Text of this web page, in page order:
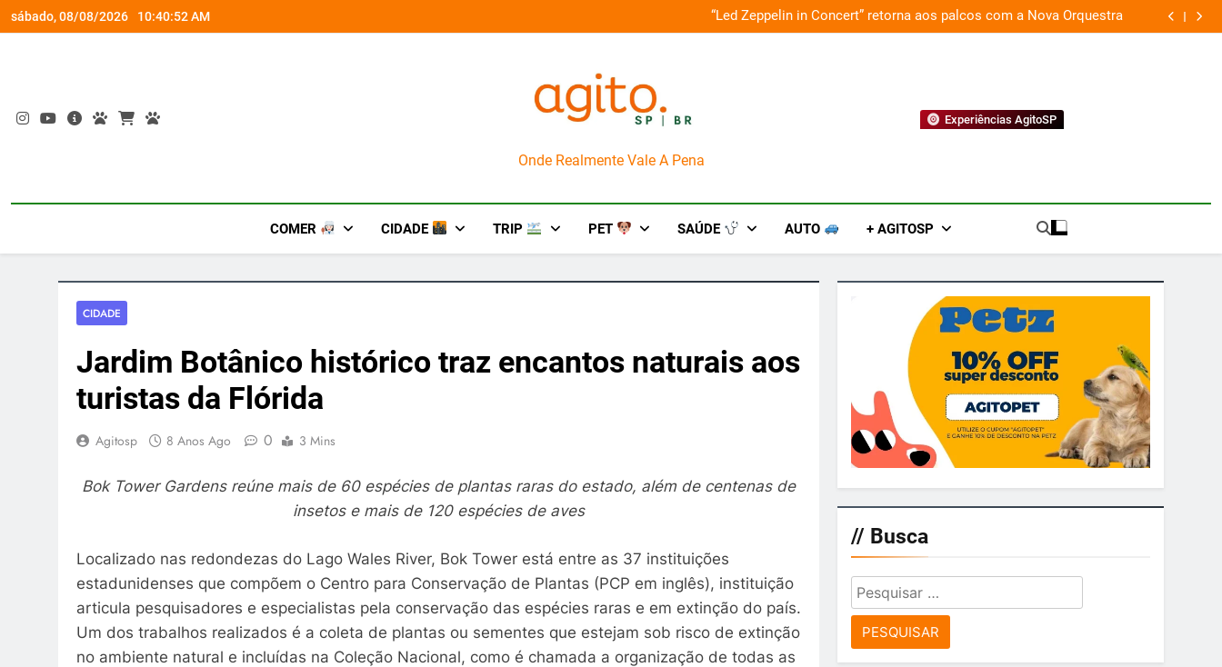
Skip
to
sábado, 08/08/2026 10:40:52 AM
ao diabetes “Led Zeppelin in Concert” retorna aos palcos com a Nova Orquestra Cobasi
AgitoSP
Onde Realmente Vale A Pena
Experiências AgitoSP
COMER CIDADE TRIP PET SAÚDE AUTO + AGITOSP
CIDADE
Jardim Botânico histórico traz encantos naturais aos
turistas da Flórida
Agitosp 8 Anos Ago 0 3 Mins
Bok Tower Gardens reúne mais de 60 espécies de plantas raras do estado, além de centenas de
insetos e mais de 120 espécies de aves
Localizado nas redondezas do Lago Wales River, Bok Tower está entre as 37 instituições
estadunidenses que compõem o Centro para Conservação de Plantas (PCP em inglês), instituição
articula pesquisadores e especialistas pela conservação das espécies raras e em extinção do país.
Um dos trabalhos realizados é a coleta de plantas ou sementes que estejam sob risco de extinção
no ambiente natural e incluídas na Coleção Nacional, como é chamada a organização de todas as
// Busca
Pesquisar
por: